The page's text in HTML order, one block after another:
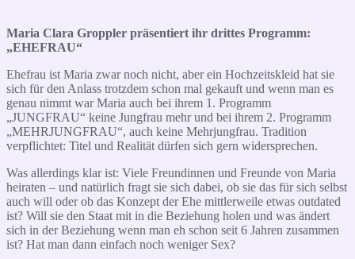
Maria Clara Groppler präsentiert ihr drittes Programm:
„EHEFRAU“
Ehefrau ist Maria zwar noch nicht, aber ein Hochzeitskleid hat sie
sich für den Anlass trotzdem schon mal gekauft und wenn man es
genau nimmt war Maria auch bei ihrem 1. Programm
„JUNGFRAU“ keine Jungfrau mehr und bei ihrem 2. Programm
„MEHRJUNGFRAU“, auch keine Mehrjungfrau. Tradition
verpflichtet: Titel und Realität dürfen sich gern widersprechen.
Was allerdings klar ist: Viele Freundinnen und Freunde von Maria
heiraten – und natürlich fragt sie sich dabei, ob sie das für sich selbst
auch will oder ob das Konzept der Ehe mittlerweile etwas outdated
ist? Will sie den Staat mit in die Beziehung holen und was ändert
sich in der Beziehung wenn man eh schon seit 6 Jahren zusammen
ist? Hat man dann einfach noch weniger Sex?